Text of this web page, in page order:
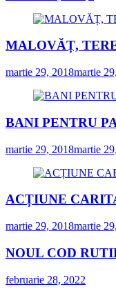
MALOVĂȚ,
martie 29, 2018martie
BANI PENTRU
martie 29, 2018martie
ACȚIUNE
martie 29, 2018martie
NOUL COD
februarie 28, 2022